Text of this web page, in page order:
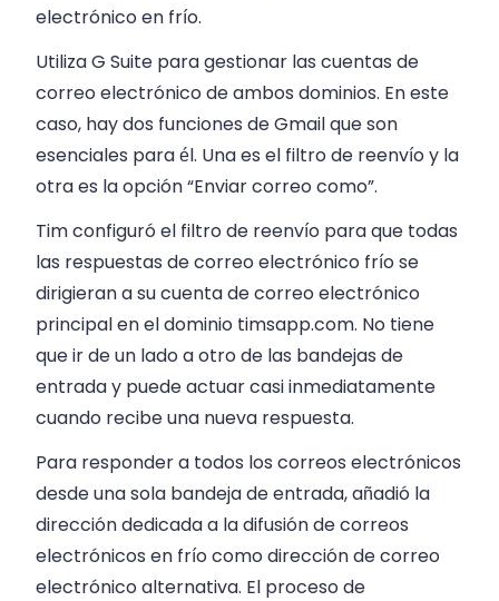
electrónico en frío.
Utiliza G Suite para gestionar las cuentas de
correo electrónico de ambos dominios. En este
caso, hay dos funciones de Gmail que son
esenciales para él. Una es el filtro de reenvío y la
otra es la opción “Enviar correo como”.
Tim configuró el filtro de reenvío para que todas
las respuestas de correo electrónico frío se
dirigieran a su cuenta de correo electrónico
principal en el dominio timsapp.com. No tiene
que ir de un lado a otro de las bandejas de
entrada y puede actuar casi inmediatamente
cuando recibe una nueva respuesta.
Para responder a todos los correos electrónicos
desde una sola bandeja de entrada, añadió la
dirección dedicada a la difusión de correos
electrónicos en frío como dirección de correo
electrónico alternativa. El proceso de